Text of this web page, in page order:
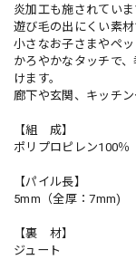
炎加工も施されていま
遊び毛の出にくい素
小さなお子さまやペ
かろやかなタッチで
けます。
廊下や玄関、キッチ
【組 成】
ポリプロピレン100
【パイル長】
5mm（全厚：7mm)
【裏 材】
ジュート